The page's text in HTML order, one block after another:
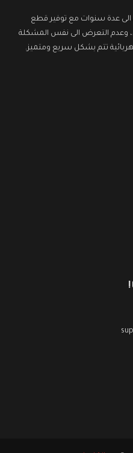
الى عدة سنوات مع توفير قطع
وعدم التعرض الى نفس المشكلة
تتم بشكل سريع ومتميز.